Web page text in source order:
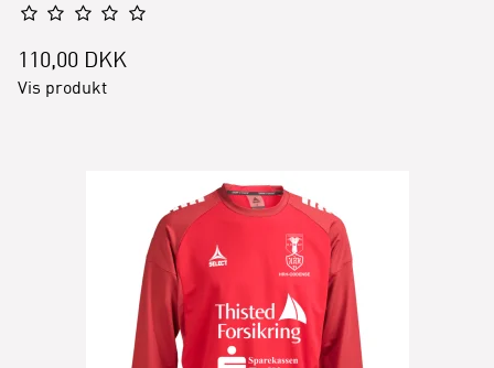
110,00 DKK
Vis produkt